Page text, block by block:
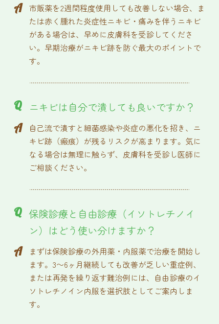
A
市販薬を2週間程度使用しても改善しない場合、ま
たは赤く腫れた炎症性ニキビ・痛みを伴うニキビ
がある場合は、早めに皮膚科を受診してくださ
い。早期治療がニキビ跡を防ぐ最大のポイントで
す。
Q ニキビは自分で潰しても良いですか？
A
自己流で潰すと細菌感染や炎症の悪化を招き、ニ
キビ跡（瘢痕）が残るリスクが高まります。気に
なる場合は無理に触らず、皮膚科を受診し医師に
ご相談ください。
Q 保険診療と自由診療（イソトレチノイ
ン）はどう使い分けますか？
A
まずは保険診療の外用薬・内服薬で治療を開始し
ます。3〜6ヶ月継続しても改善が乏しい重症例、
または再発を繰り返す難治例には、自由診療のイ
ソトレチノイン内服を選択肢としてご案内しま
す。